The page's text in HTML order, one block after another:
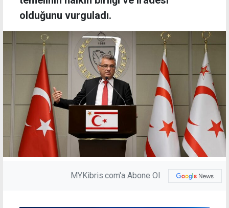
olduğunu vurguladı.
MYKibris.com'a Abone Ol